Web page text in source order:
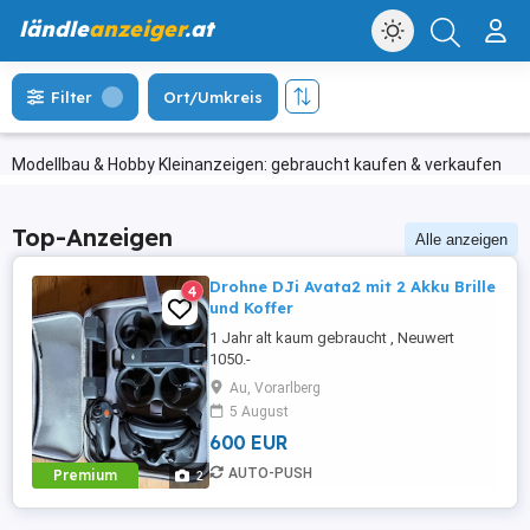
ländleanzeiger.at
Modellbau & Hobby Kleinanzeigen: gebraucht kaufen & verkaufen
Filter Ort/Umkreis
Top-Anzeigen Alle anzeigen
Premium 2
4
Drohne DJi Avata2 mit 2 Akku Brille
und Koffer
1 Jahr alt kaum gebraucht , Neuwert
1050.-
Au, Vorarlberg
5 August
600 EUR
AUTO-PUSH